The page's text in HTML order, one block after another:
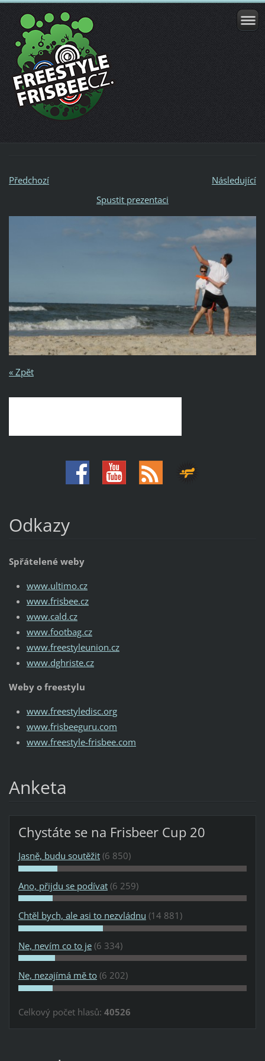
Předchozí
Následující
Spustit prezentaci
« Zpět
Odkazy
Spřátelené weby
www.ultimo.cz
www.frisbee.cz
www.cald.cz
www.footbag.cz
www.freestyleunion.cz
www.dghriste.cz
Weby o freestylu
www.freestyledisc.org
www.frisbeeguru.com
www.freestyle-frisbee.com
Anketa
Chystáte se na Frisbeer Cup 20
Jasně, budu soutěžit (6 850)
Ano, přijdu se podívat (6 259)
Chtěl bych, ale asi to nezvládnu (14 881)
Ne, nevím co to je (6 334)
Ne, nezajímá mě to (6 202)
Celkový počet hlasů: 40526